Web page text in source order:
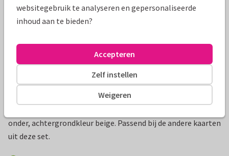
Productinformatie
onder, achtergrondkleur beige. Passend bij de andere kaarten
uit deze set.
websitegebruik te analyseren en gepersonaliseerde
inhoud aan te bieden?
Weigeren
Zelf instellen
Accepteren